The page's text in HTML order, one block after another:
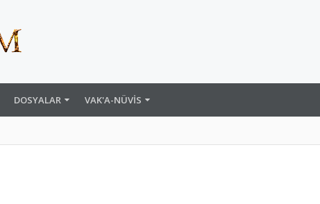
DOSYALAR VAK'A-NÜVIS